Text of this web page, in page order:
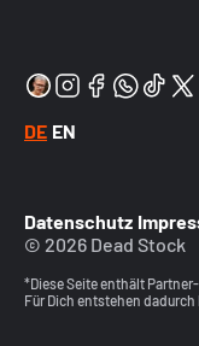
DE EN
Datenschutz
© 2026 Dead Stock
*Diese Seite enthält
Für Dich entstehen